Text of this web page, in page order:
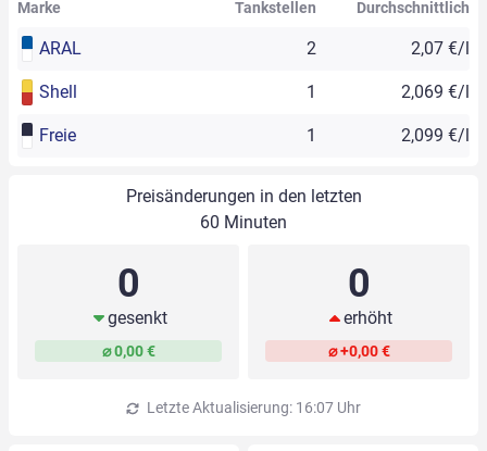
Marke Tankstellen Durchschnittlich
ARAL 2 2,07 €/l
Shell 1 2,069 €/l
Freie 1 2,099 €/l
Preisänderungen in den letzten
60 Minuten
0
gesenkt
⌀ 0,00 €
0
erhöht
⌀ +0,00 €
Letzte Aktualisierung: 16:07 Uhr